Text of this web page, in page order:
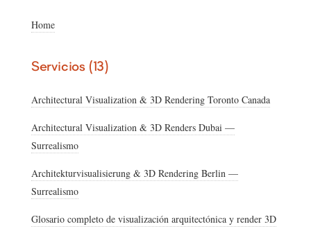
Home
Servicios (13)
Architectural Visualization & 3D Rendering Toronto Canada
Architectural Visualization & 3D Renders Dubai —
Surrealismo
Architekturvisualisierung & 3D Rendering Berlin —
Surrealismo
Glosario completo de visualización arquitectónica y render 3D